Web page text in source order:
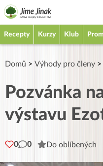
Recepty Kurzy Klub
Domů > Výhody pro členy >
Pozvánka
výstavu
0 0 Do oblíbených